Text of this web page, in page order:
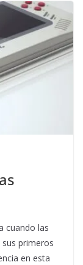
cuando las
primeros
en esta